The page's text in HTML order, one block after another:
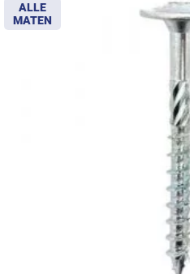
ALLE
MATEN